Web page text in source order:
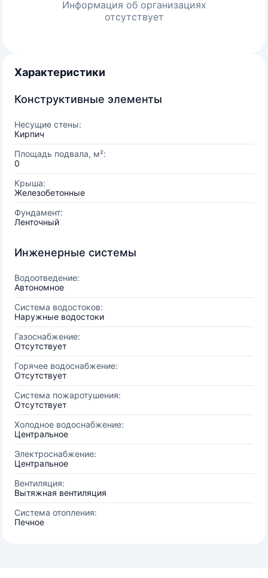
Информация об организациях
отсутствует
Характеристики
Конструктивные элементы
Несущие стены:
Кирпич
Площадь подвала, м²:
0
Крыша:
Железобетонные
Фундамент:
Ленточный
Инженерные системы
Водоотведение:
Автономное
Система водостоков:
Наружные водостоки
Газоснабжение:
Отсутствует
Горячее водоснабжение:
Отсутствует
Система пожаротушения:
Отсутствует
Холодное водоснабжение:
Центральное
Электроснабжение:
Центральное
Вентиляция:
Вытяжная вентиляция
Система отопления:
Печное